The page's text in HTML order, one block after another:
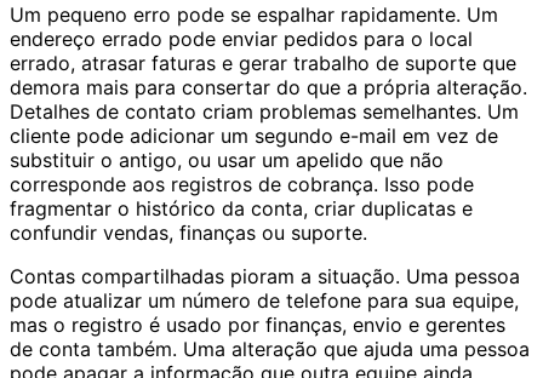
Um pequeno erro pode se espalhar rapidamente. Um
endereço errado pode enviar pedidos para o local
errado, atrasar faturas e gerar trabalho de suporte que
demora mais para consertar do que a própria alteração.
Detalhes de contato criam problemas semelhantes. Um
cliente pode adicionar um segundo e-mail em vez de
substituir o antigo, ou usar um apelido que não
corresponde aos registros de cobrança. Isso pode
fragmentar o histórico da conta, criar duplicatas e
confundir vendas, finanças ou suporte.
Contas compartilhadas pioram a situação. Uma pessoa
pode atualizar um número de telefone para sua equipe,
mas o registro é usado por finanças, envio e gerentes
de conta também. Uma alteração que ajuda uma pessoa
pode apagar a informação que outra equipe ainda